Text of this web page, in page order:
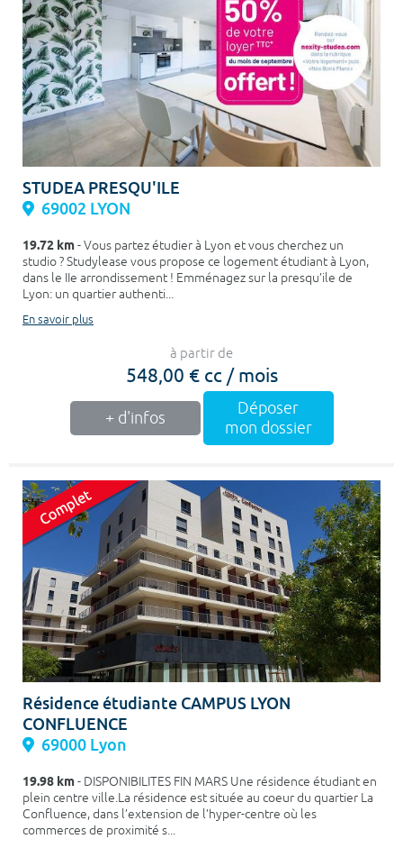
STUDEA PRESQU'ILE
69002 LYON
19.72 km- Vous partez étudier à Lyon et vous cherchez un
studio ? Studylease vous propose ce logement étudiant à Lyon,
dans le IIe arrondissement ! Emménagez sur la presqu’ile de
Lyon: un quartier authenti...
En savoir plus
à partir de
548,00 € cc / mois
+ d'infos
Déposer
mon dossier
Résidence étudiante CAMPUS LYON
CONFLUENCE
69000 Lyon
19.98 km- DISPONIBILITES FIN MARS Une résidence étudiant en
plein centre ville.La résidence est située au coeur du quartier La
Confluence, dans l’extension de l’hyper-centre où les
commerces de proximité s...